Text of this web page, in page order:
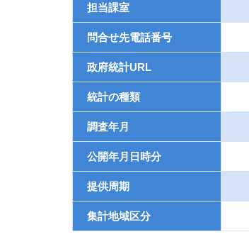
担当課室
問合せ先電話番号
政府統計URL
統計の種類
調査年月
公開年月日時分
提供周期
集計地域区分